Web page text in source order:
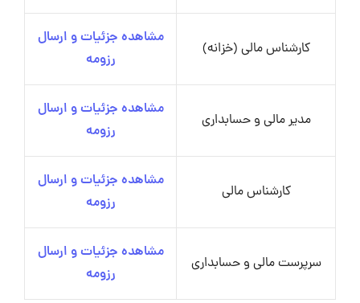
کارشناس مالی (خزانه)
مشاهده جزئیات و ارسال
رزومه
مدیر مالی و حسابداری
مشاهده جزئیات و ارسال
رزومه
کارشناس مالی
مشاهده جزئیات و ارسال
رزومه
سرپرست مالی و حسابداری
مشاهده جزئیات و ارسال
رزومه